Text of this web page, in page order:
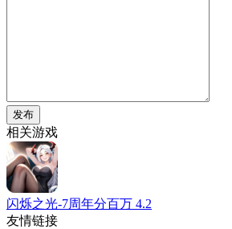
发布
相关游戏
闪烁之光-7周年分百万 4.2
友情链接